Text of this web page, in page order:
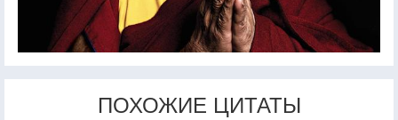
ПОХОЖИЕ ЦИТАТЫ